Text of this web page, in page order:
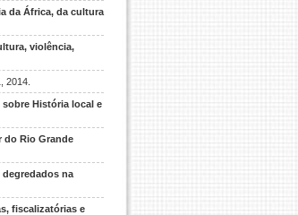
da África, da cultura
violência,
2014.
sobre História local e
do Rio Grande
degredados na
fiscalizatórias e